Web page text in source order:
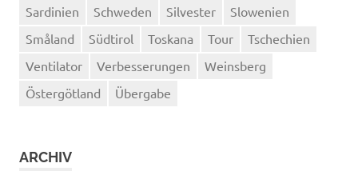
Sardinien
Schweden Silvester
Slowenien
Småland
Südtirol Toskana Tour
Tschechien
Ventilator
Verbesserungen
Weinsberg
Östergötland
Übergabe
ARCHIV